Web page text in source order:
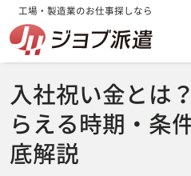
工場・製造業のお仕事探しなら
入社祝い金とは
らえる時期・条
底解説